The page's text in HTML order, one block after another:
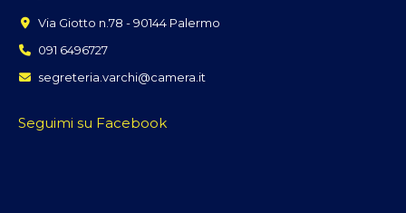
Via Giotto n.78 - 90144 Palermo
091 6496727
segreteria.varchi@camera.it
Seguimi su Facebook